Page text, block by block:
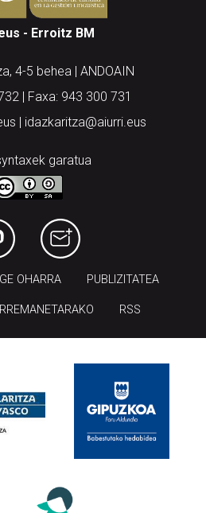
- Erroitz BM
4-5 behea | ANDOAIN
| Faxa: 943 300 731
| idazkaritza@aiurri.eus
garatua
OHARRA PUBLIZITATEA
RSS